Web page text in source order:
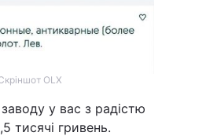
OLX
у вас з радістю
тисячі гривень.